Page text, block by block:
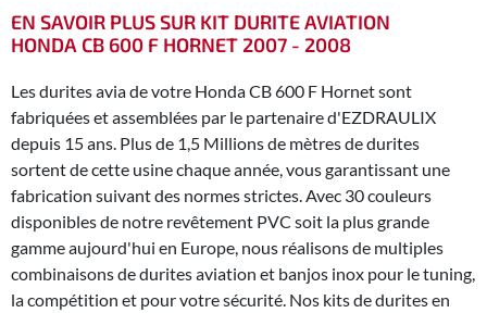
EN SAVOIR PLUS SUR KIT DURITE AVIATION
HONDA CB 600 F HORNET 2007 - 2008
Les durites avia de votre Honda CB 600 F Hornet sont
fabriquées et assemblées par le partenaire d'EZDRAULIX
depuis 15 ans. Plus de 1,5 Millions de mètres de durites
sortent de cette usine chaque année, vous garantissant une
fabrication suivant des normes strictes. Avec 30 couleurs
disponibles de notre revêtement PVC soit la plus grande
gamme aujourd'hui en Europe, nous réalisons de multiples
combinaisons de durites aviation et banjos inox pour le tuning,
la compétition et pour votre sécurité. Nos kits de durites en